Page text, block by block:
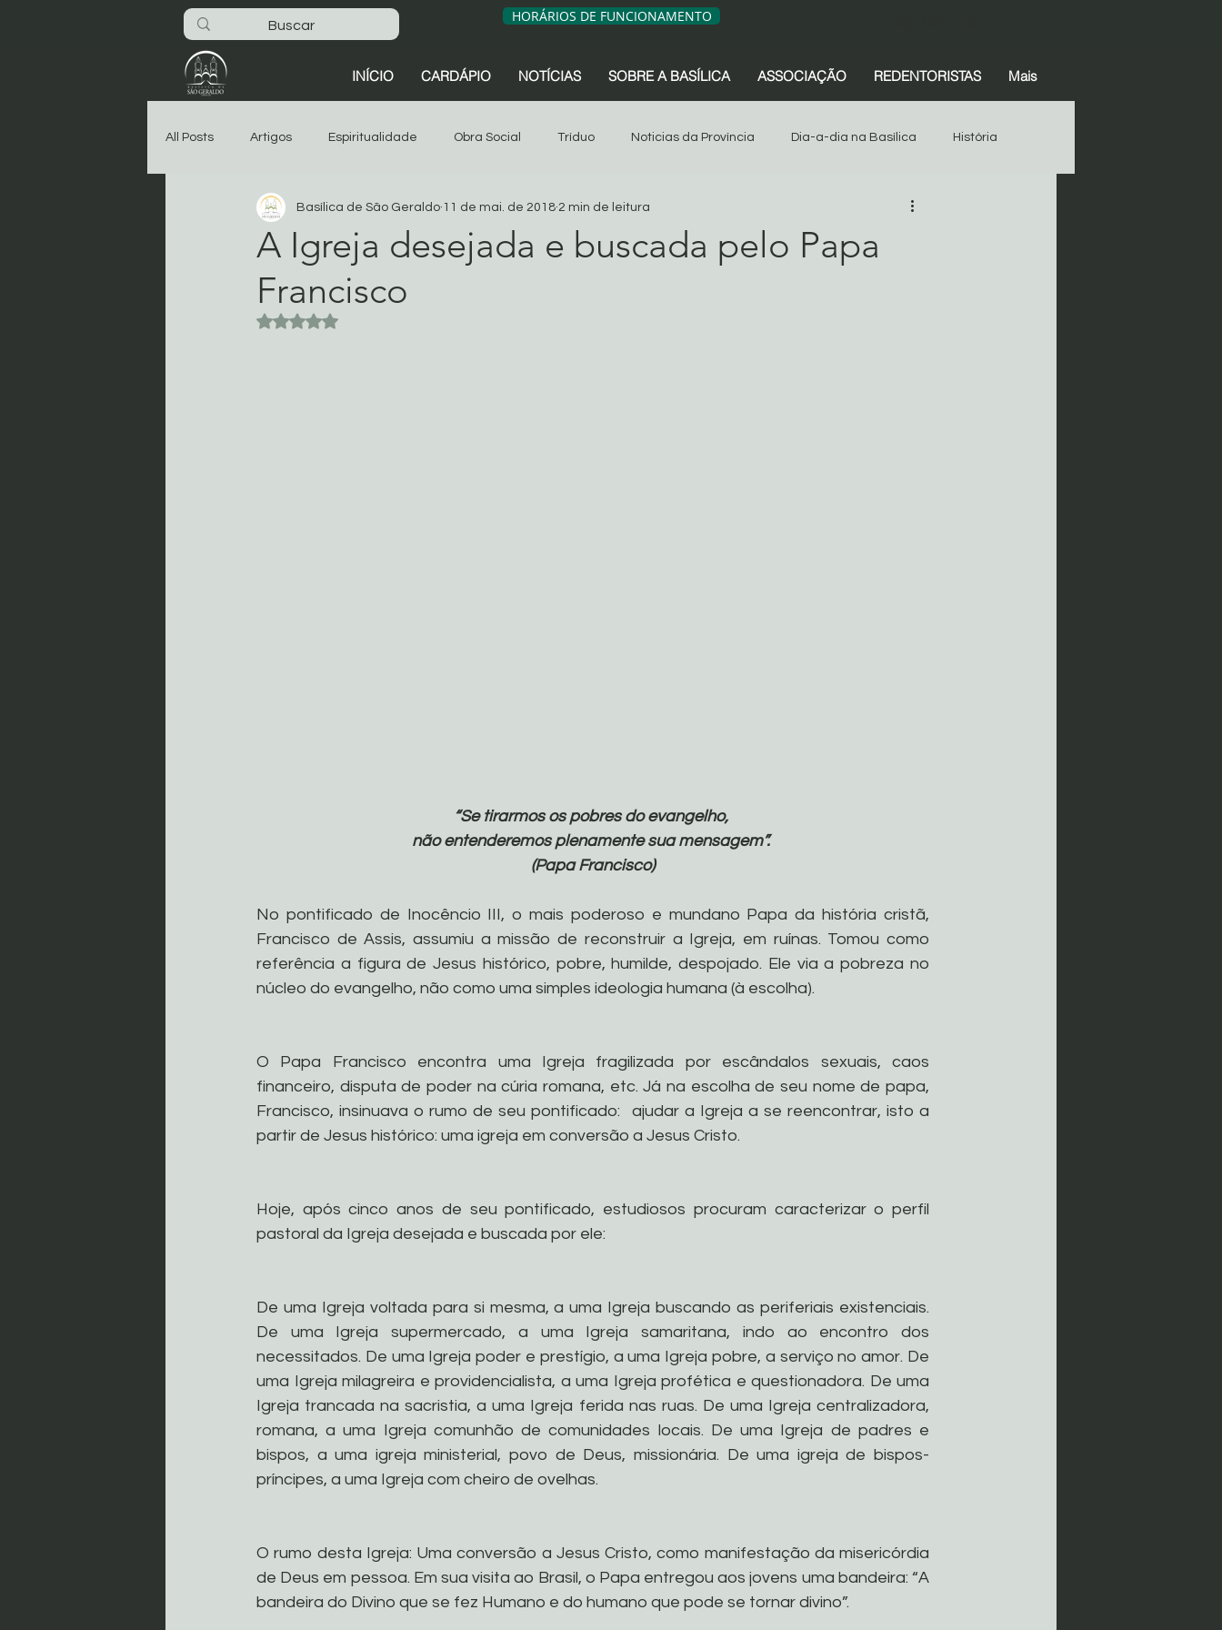
HORÁRIOS DE FUNCIONAMENTO
INÍCIO CARDÁPIO NOTÍCIAS SOBRE A BASÍLICA ASSOCIAÇÃO REDENTORISTAS Mais
All Posts Artigos Espiritualidade Obra Social Tríduo Noticias da Província Dia-a-dia na Basílica História
São Geraldo Oitava Associação dos Devotos Tríduo Obra Social
Dia-a-dia na Basílica
A Igreja desejada e buscada pelo Papa
Francisco
Basílica de São Geraldo 11 de mai. de 2018 2 min de leitura
Avaliado com NaN de 5 estrelas.
“Se tirarmos os pobres do evangelho,
não entenderemos plenamente sua mensagem”.
(Papa Francisco)
No pontificado de Inocêncio III, o mais poderoso e mundano Papa da história cristã,
Francisco de Assis, assumiu a missão de reconstruir a Igreja, em ruínas. Tomou como
referência a figura de Jesus histórico, pobre, humilde, despojado. Ele via a pobreza no
núcleo do evangelho, não como uma simples ideologia humana (à escolha).
O Papa Francisco encontra uma Igreja fragilizada por escândalos sexuais, caos
financeiro, disputa de poder na cúria romana, etc. Já na escolha de seu nome de papa,
Francisco, insinuava o rumo de seu pontificado:  ajudar a Igreja a se reencontrar, isto a
partir de Jesus histórico: uma igreja em conversão a Jesus Cristo.
Hoje, após cinco anos de seu pontificado, estudiosos procuram caracterizar o perfil
pastoral da Igreja desejada e buscada por ele:
De uma Igreja voltada para si mesma, a uma Igreja buscando as periferiais existenciais.
De uma Igreja supermercado, a uma Igreja samaritana, indo ao encontro dos
necessitados. De uma Igreja poder e prestígio, a uma Igreja pobre, a serviço no amor. De
uma Igreja milagreira e providencialista, a uma Igreja profética e questionadora. De uma
Igreja trancada na sacristia, a uma Igreja ferida nas ruas. De uma Igreja centralizadora,
romana, a uma Igreja comunhão de comunidades locais. De uma Igreja de padres e
bispos, a uma igreja ministerial, povo de Deus, missionária. De uma igreja de bispos-
príncipes, a uma Igreja com cheiro de ovelhas.
O rumo desta Igreja: Uma conversão a Jesus Cristo, como manifestação da misericórdia
de Deus em pessoa. Em sua visita ao Brasil, o Papa entregou aos jovens uma bandeira: “A
bandeira do Divino que se fez Humano e do humano que pode se tornar divino”.